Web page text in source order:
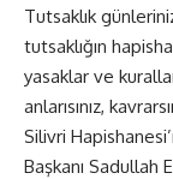
Tutsaklık
tutsaklığın
yasaklar ve
anlarısınız,
Silivri
Başkanı Sadullah